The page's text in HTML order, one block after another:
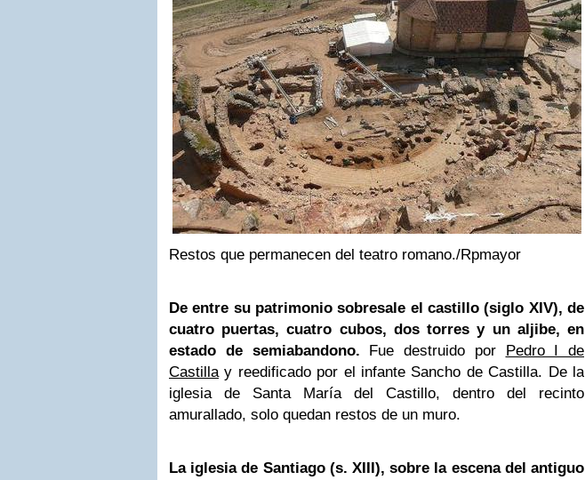
Restos que permanecen del teatro romano./Rpmayor
De entre su patrimonio sobresale el castillo (siglo XIV), de
cuatro puertas, cuatro cubos, dos torres y un aljibe, en
estado de semiabandono. Fue destruido por Pedro I de
Castillay reedificado por el infante Sancho de Castilla. De la
iglesia de Santa María del Castillo, dentro del recinto
amurallado, solo quedan restos de un muro.
La iglesia de Santiago (s. XIII), sobre la escena del antiguo